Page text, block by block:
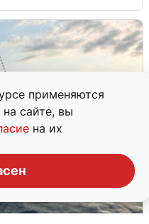
применяются
сайте, вы
на их